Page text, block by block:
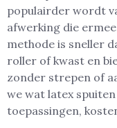
populairder wordt
afwerking die
methode is sneller
roller of kwast en
zonder strepen of
we wat latex
toepassingen,